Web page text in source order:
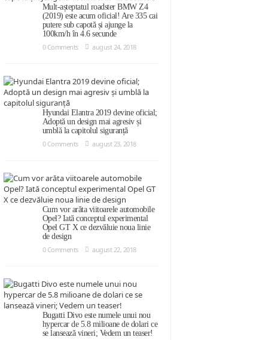
Mult-așteptatul roadster BMW Z4
(2019) este acum oficial! Are 335 cai
putere sub capotă și ajunge la
100km/h în 4.6 secunde
0 Comments
august 24, 2018
Hyundai Elantra 2019 devine oficial;
Adoptă un design mai agresiv și
umblă la capitolul siguranță
0 Comments
august 23, 2018
Cum vor arăta viitoarele automobile
Opel? Iată conceptul experimental
Opel GT X ce dezvăluie noua linie
de design
0 Comments
august 22, 2018
Bugatti Divo este numele unui nou
hypercar de 5.8 milioane de dolari ce
se lansează vineri; Vedem un teaser!